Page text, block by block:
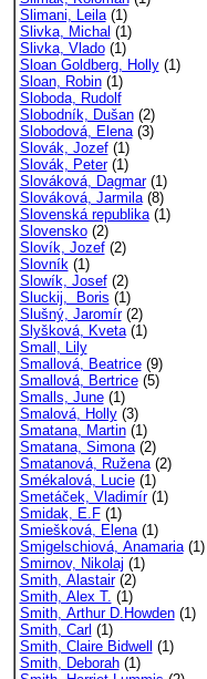
Slimani, Leila(1)
Slivka, Michal (1)
Slivka, Vlado(1)
Sloan Goldberg, Holly(1)
Sloan, Robin(1)
Sloboda, Rudolf
Slobodník, Dušan(2)
Slobodová, Elena(3)
Slovák, Jozef(1)
Slovák, Peter(1)
Slováková, Dagmar(1)
Slováková, Jarmila(8)
Slovenská republika(1)
Slovensko(2)
Slovík, Jozef(2)
Slovník(1)
Slowík, Josef(2)
Sluckij, Boris (1)
Slušný, Jaromír(2)
Slyšková, Kveta(1)
Small, Lily
Smallová, Beatrice(9)
Smallová, Bertrice(5)
Smalls, June(1)
Smalová, Holly(3)
Smatana, Martin(1)
Smatana, Simona(2)
Smatanová, Ružena(2)
Smékalová, Lucie(1)
Smetáček, Vladimír(1)
Smidak, E.F(1)
Smiešková, Elena(1)
Smigelschiová, Anamaria(1)
Smirnov, Nikolaj (1)
Smith, Alastair(2)
Smith, Alex T. (1)
Smith, Arthur D.Howden(1)
Smith, Carl (1)
Smith, Claire Bidwell
(1)
Smith, Deborah(1)